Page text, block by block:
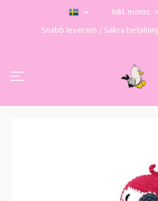
Inkl. moms
Snabb leverans / Säkra